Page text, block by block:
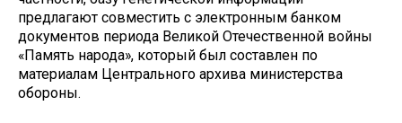
предлагают совместить с электронным банком
документов периода Великой Отечественной войны
«Память народа», который был составлен по
материалам Центрального архива министерства
обороны.